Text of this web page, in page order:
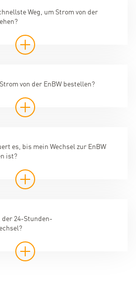
Weg, um Strom von der
von der EnBW bestellen?
es, bis mein Wechsel zur EnBW
ist?
der 24-Stunden-